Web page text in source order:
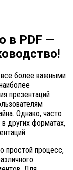
в PDF —
все более важными
презентаций
Однако, часто
других форматах,
простой процесс,